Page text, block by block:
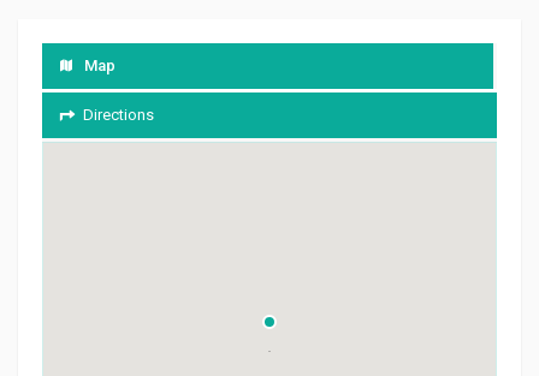
Map
Directions